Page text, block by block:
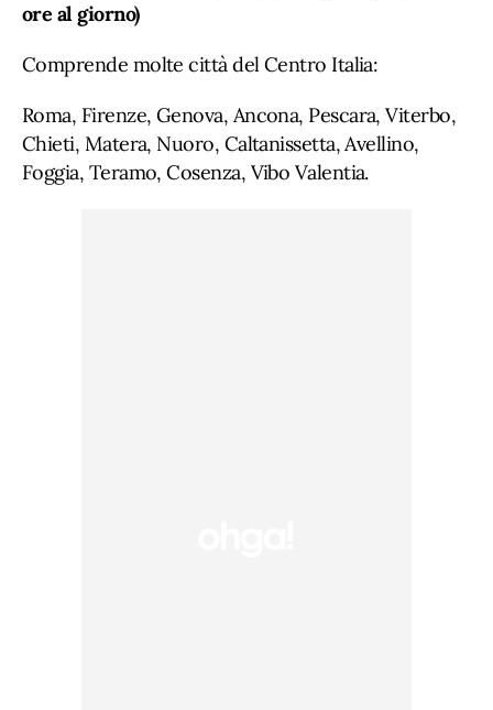
ore al giorno)
Comprende molte città del Centro Italia:
Roma, Firenze, Genova, Ancona, Pescara, Viterbo,
Chieti, Matera, Nuoro, Caltanissetta, Avellino,
Foggia, Teramo, Cosenza, Vibo Valentia.